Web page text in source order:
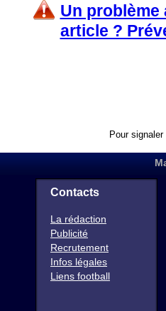
Un problème
article ?
Pour
Contacts
La rédaction
Publicité
Recrutement
Infos légales
Liens football